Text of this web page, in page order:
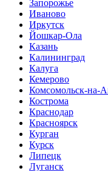
Запорожье
Иваново
Иркутск
Йошкар-Ола
Казань
Калининград
Калуга
Кемерово
Комсомольск-на-
Кострома
Краснодар
Красноярск
Курган
Курск
Липецк
Луганск